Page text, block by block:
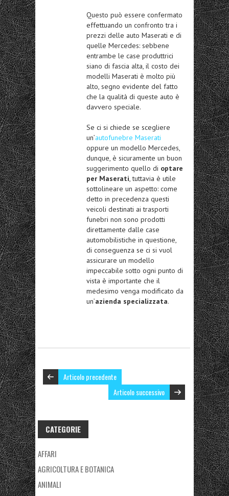
Questo può essere confermato
effettuando un confronto tra i
prezzi delle auto Maserati e di
quelle Mercedes: sebbene
entrambe le case produttrici
siano di fascia alta, il costo dei
modelli Maserati è molto più
alto, segno evidente del fatto
che la qualità di queste auto è
davvero speciale.
Se ci si chiede se scegliere
un’autofunebre Maserati
oppure un modello Mercedes,
dunque, è sicuramente un buon
suggerimento quello di optare
per Maserati, tuttavia è utile
sottolineare un aspetto: come
detto in precedenza questi
veicoli destinati ai trasporti
funebri non sono prodotti
direttamente dalle case
automobilistiche in questione,
di conseguenza se ci si vuol
assicurare un modello
impeccabile sotto ogni punto di
vista è importante che il
medesimo venga modificato da
un’azienda specializzata.
Articolo precedente
Articolo successivo
CATEGORIE
AFFARI
AGRICOLTURA E BOTANICA
ANIMALI